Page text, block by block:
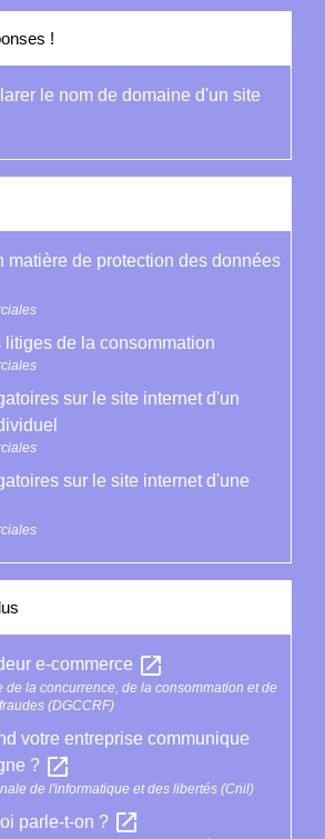
!
le nom de domaine d'un site
matière de protection des données
litiges de la consommation
sur le site internet d'un
sur le site internet d'une
e-commerce open_in_new
de la concurrence, de la consommation et de
(DGCCRF)
votre entreprise communique
? open_in_new
de l'informatique et des libertés (Cnil)
parle-t-on ? open_in_new